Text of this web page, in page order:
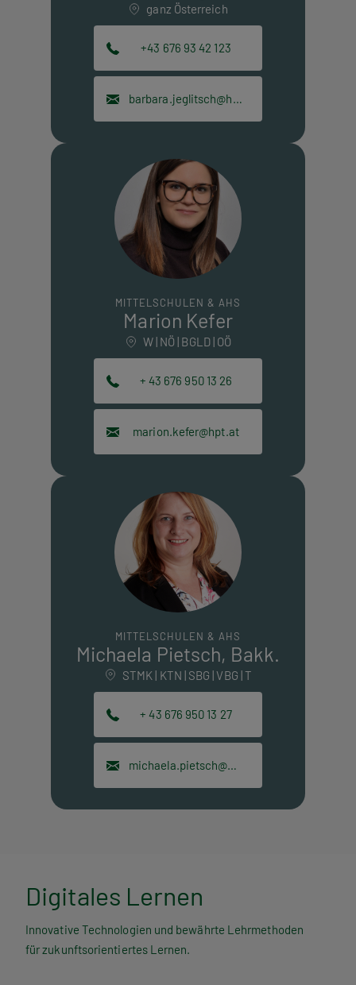
ganz Österreich
+43 676 93 42 123
barbara.jeglitsch@hpt.at
MITTELSCHULEN & AHS
Marion Kefer
W | NÖ | BGLD | OÖ
+ 43 676 950 13 26
marion.kefer@hpt.at
MITTELSCHULEN & AHS
Michaela Pietsch, Bakk.
STMK | KTN | SBG | VBG | T
+ 43 676 950 13 27
Digitales Lernen
Innovative Technologien und bewährte Lehrmethoden
für zukunftsorientiertes Lernen.